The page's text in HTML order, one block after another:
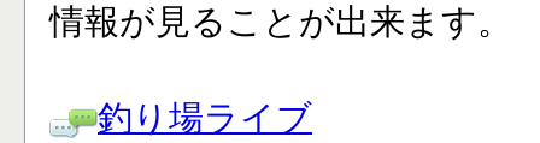
情報が見ることが出来ます。
釣り場ライブ